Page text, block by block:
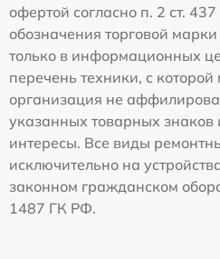
офертой согласно п. 2 ст.
обозначения торговой
только в информационных
перечень техники, с
организация не
указанных товарных знаков
интересы. Все виды
исключительно на
законном гражданском
1487 ГК РФ.